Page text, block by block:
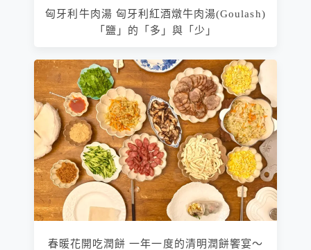
匈牙利牛肉湯 匈牙利紅酒燉牛肉湯(Goulash)
「鹽」的「多」與「少」
春暖花開吃潤餅 一年一度的清明潤餅饗宴～